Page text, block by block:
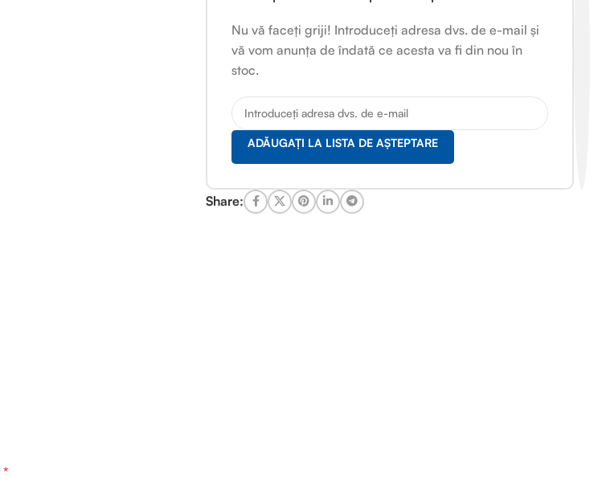
Nu vă faceți griji! Introduceți adresa dvs. de e-mail și
vă vom anunța de îndată ce acesta va fi din nou în
stoc.
ADĂUGAȚI LA LISTA DE AȘTEPTARE
Share:
*